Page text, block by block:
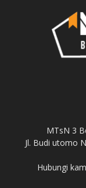
MTsN 3
Jl. Budi utomo
Hubungi